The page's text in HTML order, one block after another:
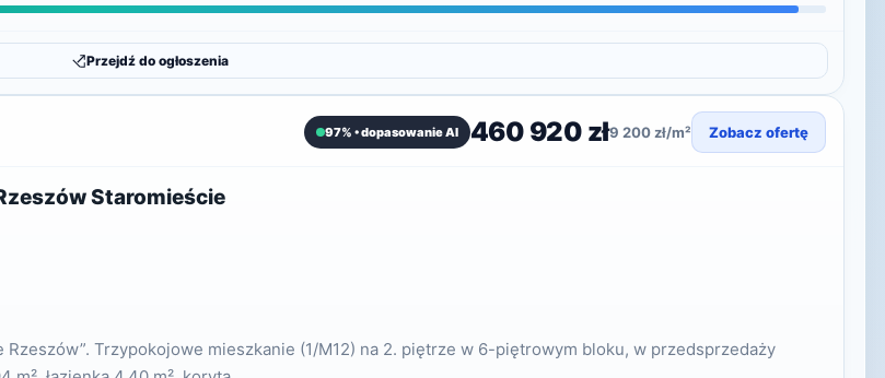
Przejdź do ogłoszenia
97% • dopasowanie AI 460 920 zł9 200 zł/m² Zobacz ofertę
Staromieście
Trzypokojowe mieszkanie (1/M12) na 2. piętrze w 6-piętrowym bloku, w przedsprzedaży